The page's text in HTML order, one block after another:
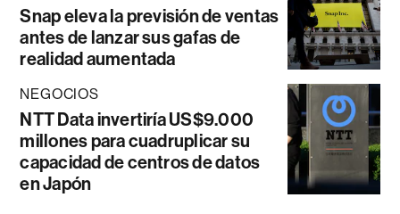
Snap eleva la previsión de ventas
antes de lanzar sus gafas de
realidad aumentada
NEGOCIOS
NTT Data invertiría US$9.000
millones para cuadruplicar su
capacidad de centros de datos
en Japón